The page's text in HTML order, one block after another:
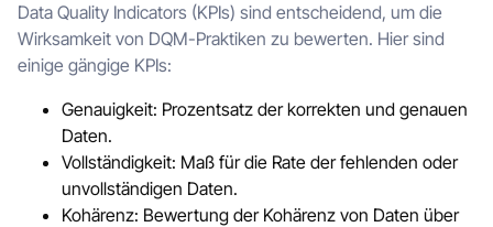
Data Quality Indicators (KPIs) sind entscheidend, um die
Wirksamkeit von DQM-Praktiken zu bewerten. Hier sind
einige gängige KPIs:
Genauigkeit: Prozentsatz der korrekten und genauen
Daten.
Vollständigkeit: Maß für die Rate der fehlenden oder
unvollständigen Daten.
Kohärenz: Bewertung der Kohärenz von Daten über